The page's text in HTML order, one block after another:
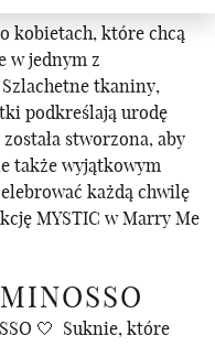
kobietach, które chcą
w jednym z
tkaniny,
podkreślają urodę
stworzona, aby
także wyjątkowym
każdą chwilę
MYSTIC w Marry Me
🤍 Suknie, które